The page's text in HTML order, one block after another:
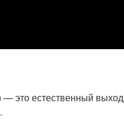
— это естественный